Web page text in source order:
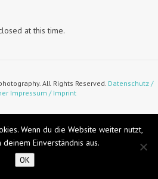
at this time.
All Rights Reserved. Datenschutz /
Impressum / Imprint
Wenn du die Website weiter nutzt,
Einverständnis aus.
OK